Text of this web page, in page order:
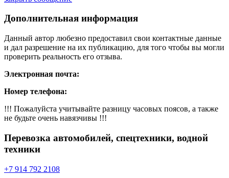
Дополнительная информация
Данный автор любезно предоставил свои контактные данные
и дал разрешение на их публикацию, для того чтобы вы могли
проверить реальность его отзыва.
Электронная почта:
Номер телефона:
!!! Пожалуйста учитывайте разницу часовых поясов, а также
не будьте очень навязчивы !!!
Перевозка автомобилей, спецтехники, водной
техники
+7 914 792 2108